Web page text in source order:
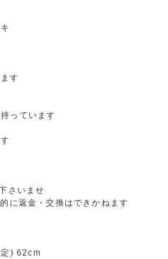
す
っています
さいませ
に返金・交換はできかねます
定) 62cm